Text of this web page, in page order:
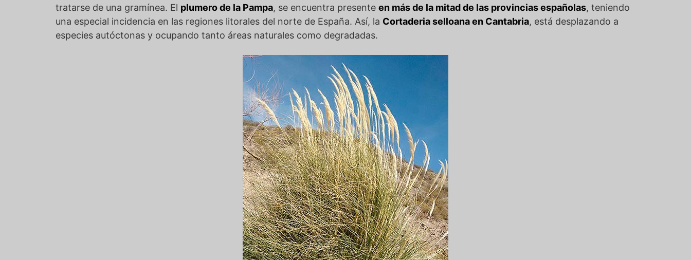
tratarse de una gramínea. El plumero de la Pampa, se encuentra presente en más de la mitad de las provincias españolas, teniendo
una especial incidencia en las regiones litorales del norte de España. Así, la Cortaderia selloana en Cantabria, está desplazando a
especies autóctonas y ocupando tanto áreas naturales como degradadas.